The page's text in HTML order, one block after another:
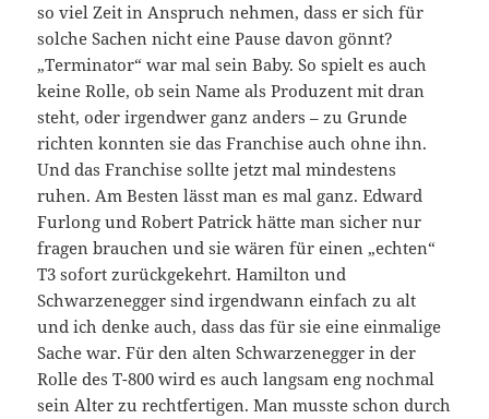
so viel Zeit in Anspruch nehmen, dass er sich für
solche Sachen nicht eine Pause davon gönnt?
„Terminator“ war mal sein Baby. So spielt es auch
keine Rolle, ob sein Name als Produzent mit dran
steht, oder irgendwer ganz anders – zu Grunde
richten konnten sie das Franchise auch ohne ihn.
Und das Franchise sollte jetzt mal mindestens
ruhen. Am Besten lässt man es mal ganz. Edward
Furlong und Robert Patrick hätte man sicher nur
fragen brauchen und sie wären für einen „echten“
T3 sofort zurückgekehrt. Hamilton und
Schwarzenegger sind irgendwann einfach zu alt
und ich denke auch, dass das für sie eine einmalige
Sache war. Für den alten Schwarzenegger in der
Rolle des T-800 wird es auch langsam eng nochmal
sein Alter zu rechtfertigen. Man musste schon durch